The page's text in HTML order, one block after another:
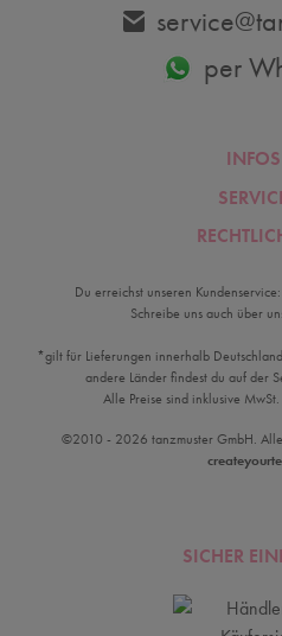
INFOS
per
Du erreichst unseren
Schreibe uns auch über
*gilt für Lieferungen innerhalb
andere Länder findest du auf der
Alle Preise sind inklusive
©2010 - 2026 tanzmuster GmbH.
SICHER